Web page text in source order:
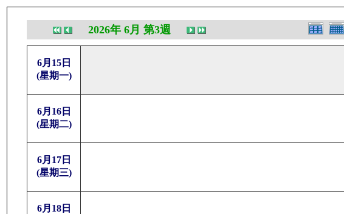
2026年 6月 第3週
6月15日
(星期一)
6月16日
(星期二)
6月17日
(星期三)
6月18日